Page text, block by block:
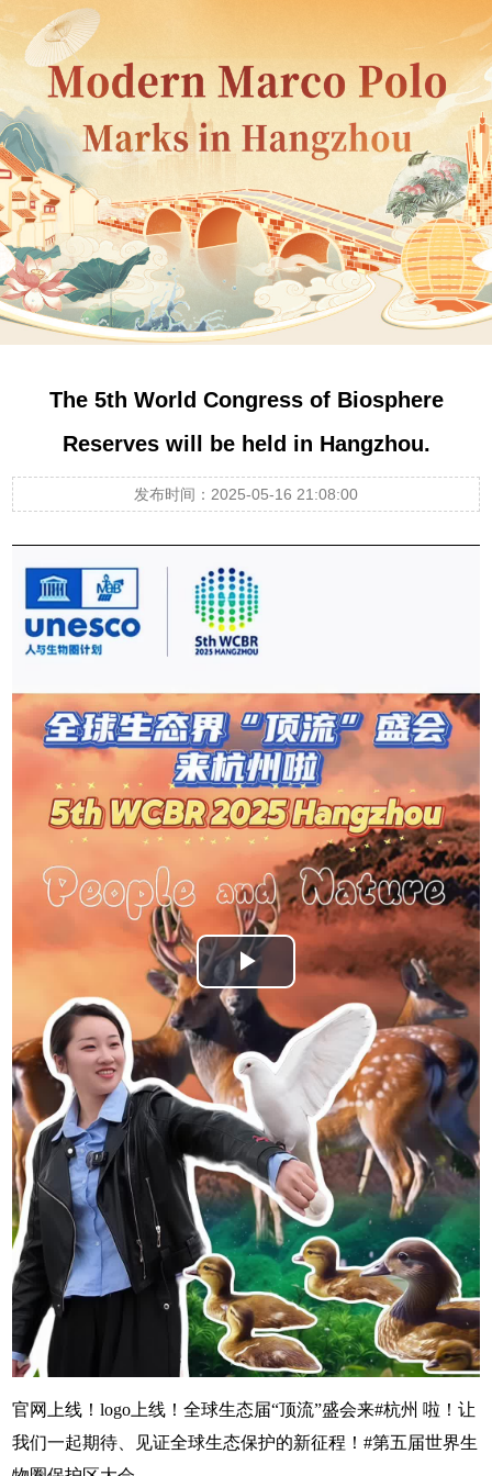
The 5th World Congress of Biosphere
Reserves will be held in Hangzhou.
发布时间：2025-05-16 21:08:00
Play
Video
官网上线！logo上线！全球生态届“顶流”盛会来#杭州 啦！让
我们一起期待、见证全球生态保护的新征程！#第五届世界生